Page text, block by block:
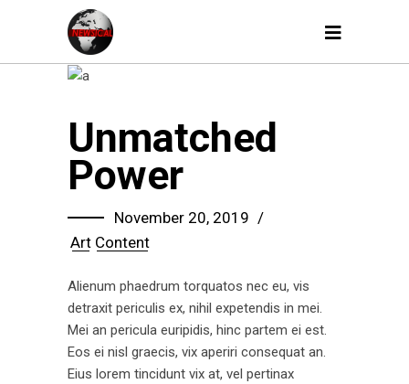
Unmatched
Power
November 20, 2019
Art Content
Alienum phaedrum torquatos nec eu, vis
detraxit periculis ex, nihil expetendis in mei.
Mei an pericula euripidis, hinc partem ei est.
Eos ei nisl graecis, vix aperiri consequat an.
Eius lorem tincidunt vix at, vel pertinax